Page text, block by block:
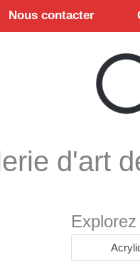
Nous contacter
d'art